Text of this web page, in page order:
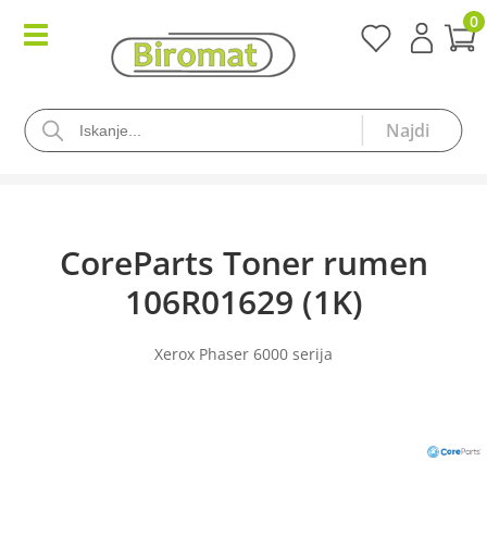
0
CoreParts Toner rumen
106R01629 (1K)
Xerox Phaser 6000 serija